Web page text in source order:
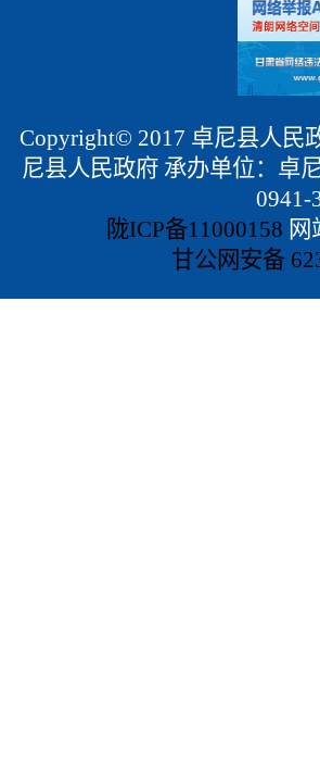
Copyright© 2017 卓尼县人
尼县人民政府 承办单位：卓
0941-
陇ICP备11000158 网
甘公网安备